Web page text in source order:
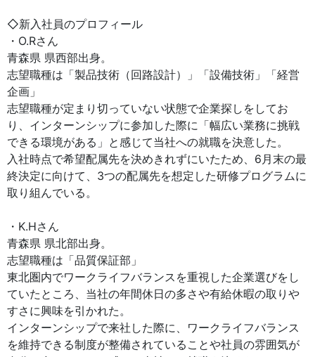
◇新入社員のプロフィール
・O.Rさん
青森県 県西部出身。
志望職種は「製品技術（回路設計）」「設備技術」「経営
企画」
志望職種が定まり切っていない状態で企業探しをしてお
り、インターンシップに参加した際に「幅広い業務に挑戦
できる環境がある」と感じて当社への就職を決意した。
入社時点で希望配属先を決めきれずにいたため、6月末の最
終決定に向けて、3つの配属先を想定した研修プログラムに
取り組んでいる。
・K.Hさん
青森県 県北部出身。
志望職種は「品質保証部」
東北圏内でワークライフバランスを重視した企業選びをし
ていたところ、当社の年間休日の多さや有給休暇の取りや
すさに興味を引かれた。
インターンシップで来社した際に、ワークライフバランス
を維持できる制度が整備されていることや社員の雰囲気が